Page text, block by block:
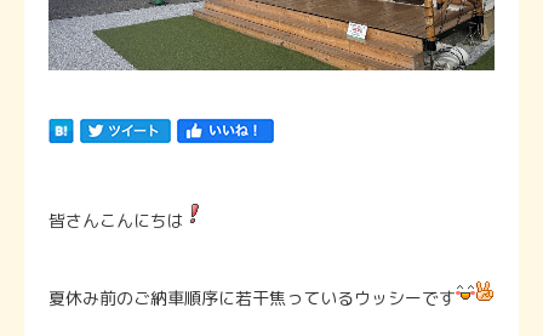
皆さんこんにちは
夏休み前のご納車順序に若干焦っているウッシーです